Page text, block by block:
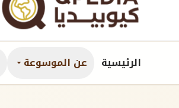
الرئيسية عن الموسوعة